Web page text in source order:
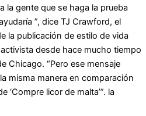
la gente que se haga la prueba
”, dice TJ Crawford, el
la publicación de estilo de vida
desde hace mucho tiempo
Chicago. “Pero ese mensaje
misma manera en comparación
‘Compre licor de malta’”. la